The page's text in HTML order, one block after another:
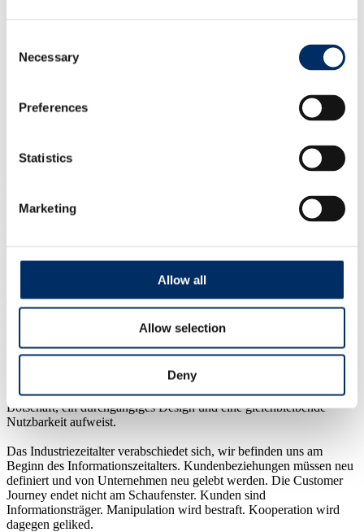
Selection
Necessary
Preferences
Statistics
Marketing
Allow all
Allow selection
Deny
Druckanfrage
Start
Marketing Automation
Ihre Tools und Ihre Daten - jetzt!
Tools und Hilfsmitteln konsequent zu reduzieren, die Workflows zu
vereinheitlichen und die Kommunikation im Team zu optimieren.
reibungslose Kommunikation - unabhängig von Kanälen. Es ist
fundamental, dass die Kommunkation zum Kunden eine konsistente
Botschaft, ein durchgängiges Design und eine gleichbleibende
Nutzbarkeit aufweist.
Das Industriezeitalter verabschiedet sich, wir befinden uns am
Beginn des Informationszeitalters. Kundenbeziehungen müssen neu
definiert und von Unternehmen neu gelebt werden. Die Customer
Journey endet nicht am Schaufenster. Kunden sind
Informationsträger. Manipulation wird bestraft. Kooperation wird
dagegen geliked.